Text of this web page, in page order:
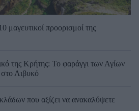
μαγευτικοί προορισμοί της
της Κρήτης: Το φαράγγι των Αγίων
στο Λιβυκό
που αξίζει να ανακαλύψετε